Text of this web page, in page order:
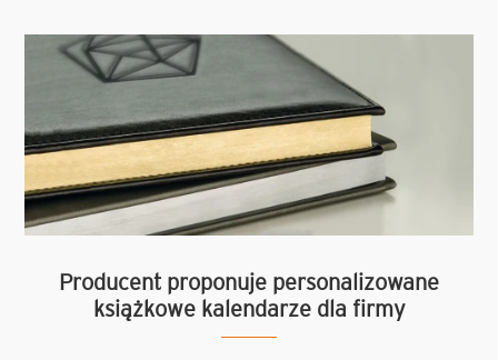
Producent proponuje personalizowane
książkowe kalendarze dla firmy